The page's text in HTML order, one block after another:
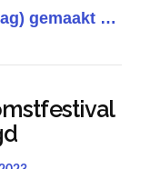
gemaakt …